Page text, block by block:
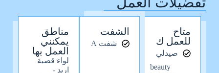
متاح
للعمل ك
صيدلي
beauty
الشفت
شفت A
مناطق
يمكنني
العمل بها
لواء قصبة
اربد -